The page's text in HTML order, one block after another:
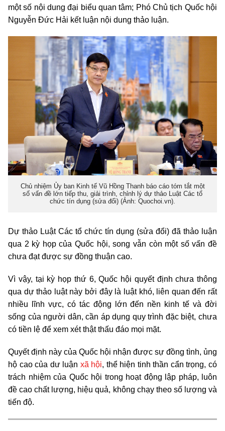
một số nội dung đại biểu quan tâm; Phó Chủ tịch Quốc hội
Nguyễn Đức Hải kết luận nội dung thảo luận.
Chủ nhiệm Ủy ban Kinh tế Vũ Hồng Thanh báo cáo tóm tắt một
số vấn đề lớn tiếp thu, giải trình, chỉnh lý dự thảo Luật Các tổ
chức tín dụng (sửa đổi) (Ảnh: Quochoi.vn).
Dự thảo Luật Các tổ chức tín dụng (sửa đổi) đã thảo luận
qua 2 kỳ họp của Quốc hội, song vẫn còn một số vấn đề
chưa đạt được sự đồng thuận cao.
Vì vậy, tại kỳ họp thứ 6, Quốc hội quyết định chưa thông
qua dự thảo luật này bởi đây là luật khó, liên quan đến rất
nhiều lĩnh vực, có tác động lớn đến nền kinh tế và đời
sống của người dân, cần áp dụng quy trình đặc biệt, chưa
có tiền lệ để xem xét thật thấu đáo mọi mặt.
Quyết định này của Quốc hội nhận được sự đồng tình, ủng
hộ cao của dư luận xã hội, thể hiện tinh thần cẩn trọng, có
trách nhiệm của Quốc hội trong hoạt động lập pháp, luôn
đề cao chất lượng, hiệu quả, không chạy theo số lượng và
tiến độ.